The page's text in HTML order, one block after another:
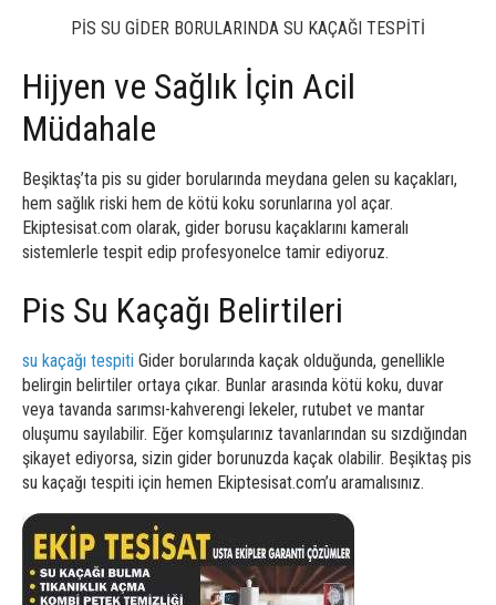
PİS SU GİDER BORULARINDA SU KAÇAĞI TESPİTİ
Hijyen ve Sağlık İçin Acil
Müdahale
Beşiktaş’ta pis su gider borularında meydana gelen su kaçakları,
hem sağlık riski hem de kötü koku sorunlarına yol açar.
Ekiptesisat.com olarak, gider borusu kaçaklarını kameralı
sistemlerle tespit edip profesyonelce tamir ediyoruz.
Pis Su Kaçağı Belirtileri
su kaçağı tespiti Gider borularında kaçak olduğunda, genellikle
belirgin belirtiler ortaya çıkar. Bunlar arasında kötü koku, duvar
veya tavanda sarımsı-kahverengi lekeler, rutubet ve mantar
oluşumu sayılabilir. Eğer komşularınız tavanlarından su sızdığından
şikayet ediyorsa, sizin gider borunuzda kaçak olabilir. Beşiktaş pis
su kaçağı tespiti için hemen Ekiptesisat.com’u aramalısınız.